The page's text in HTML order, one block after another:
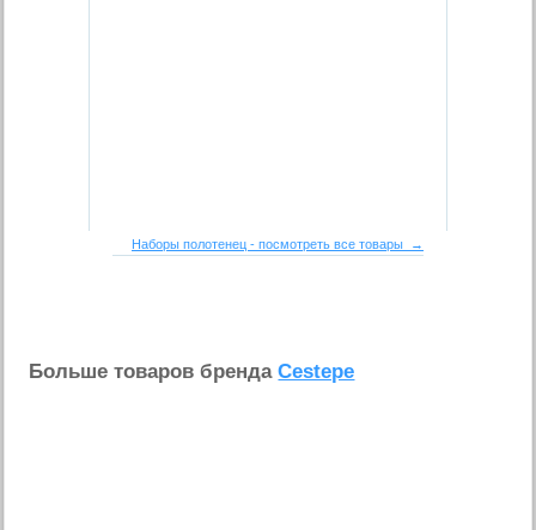
Наборы полотенец - посмотреть все товары →
Больше товаров брендаCestepe